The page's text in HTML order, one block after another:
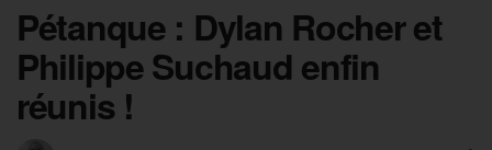
Pétanque : Dylan Rocher et
Philippe Suchaud enfin
réunis !